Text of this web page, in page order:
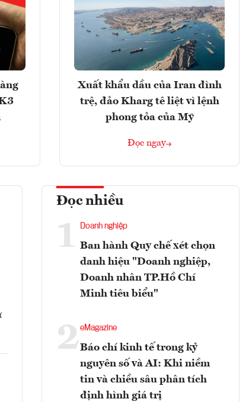
Xuất khẩu dầu của Iran đình
trệ, đảo Kharg tê liệt vì lệnh
phong tỏa của Mỹ
Đọc ngay
Đọc nhiều
1 Doanh nghiệp
Ban hành Quy chế xét chọn
danh hiệu "Doanh nghiệp,
Doanh nhân TP.Hồ Chí
Minh tiêu biểu"
2eMagazine
Báo chí kinh tế trong kỷ
nguyên số và AI: Khi niềm
tin và chiều sâu phân tích
định hình giá trị